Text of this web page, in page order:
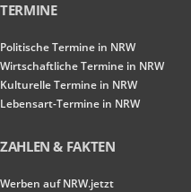
TERMINE
Politische Termine in NRW
Wirtschaftliche Termine in NRW
Kulturelle Termine in NRW
Lebensart-Termine in NRW
ZAHLEN & FAKTEN
Werben auf NRW.jetzt